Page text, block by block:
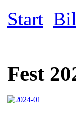
Start
Fest